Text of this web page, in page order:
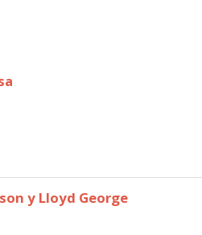
y Lloyd George